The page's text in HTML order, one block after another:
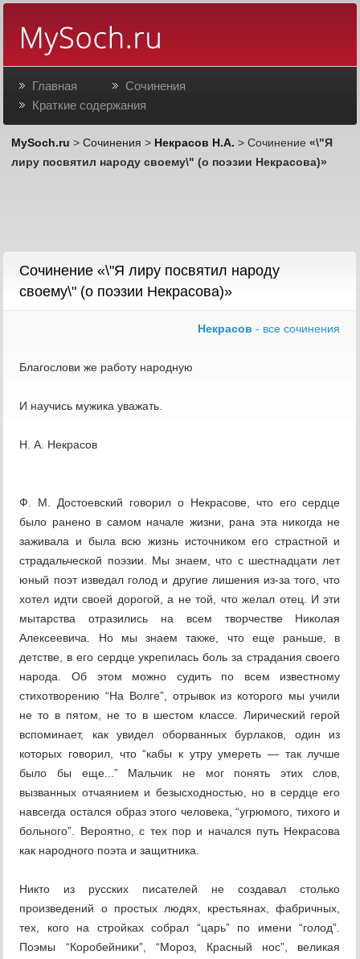
Главная
Сочинения
Краткие содержания
MySoch.ru >Сочинения > Некрасов Н.А. > Сочинение«\"Я
лиру посвятил народу своему\" (о поэзии Некрасова)»
Сочинение «\"Я лиру посвятил народу
своему\" (о поэзии Некрасова)»
Некрасов - все сочинения
Благослови же работу народную
И научись мужика уважать.
Н. А. Некрасов
Ф. М. Достоевский говорил о Некрасове, что его сердце
было ранено в самом начале жизни, рана эта никогда не
заживала и была всю жизнь источником его страстной и
страдальческой поэзии. Мы знаем, что с шестнадцати лет
юный поэт изведал голод и другие лишения из-за того, что
хотел идти своей дорогой, а не той, что желал отец. И эти
мытарства отразились на всем творчестве Николая
Алексеевича. Но мы знаем также, что еще раньше, в
детстве, в его сердце укрепилась боль за страдания своего
народа. Об этом можно судить по всем известному
стихотворению “На Волге”, отрывок из которого мы учили
не то в пятом, не то в шестом классе. Лирический герой
вспоминает, как увидел оборванных бурлаков, один из
которых говорил, что “кабы к утру умереть — так лучше
было бы еще...” Мальчик не мог понять этих слов,
вызванных отчаянием и безысходностью, но в сердце его
навсегда остался образ этого человека, “угрюмого, тихого и
больного”. Вероятно, с тех пор и начался путь Некрасова
как народного поэта и защитника.
Никто из русских писателей не создавал столько
произведений о простых людях, крестьянах, фабричных,
тех, кого на стройках собрал “царь” по имени “голод”.
Поэмы “Коробейники”, “Мороз, Красный нос”, великая